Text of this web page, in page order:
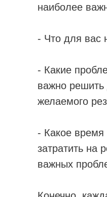
наиболее
- Что для вас
- Какие
важно решить
желаемого
- Какое время
затратить на
важных